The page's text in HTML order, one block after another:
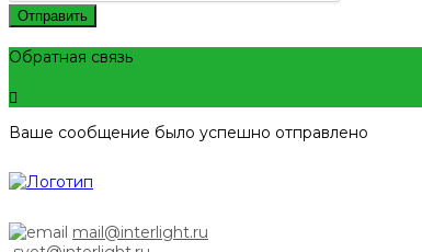
Отправить
Обратная связь
Ваше сообщение было успешно отправлено
mail@interlight.ru